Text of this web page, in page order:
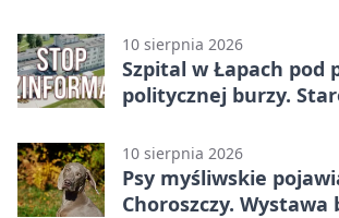
10 sierpnia 2026
Szpital w Łapach pod
politycznej burzy.
10 sierpnia 2026
Psy myśliwskie
Choroszczy. Wystawa